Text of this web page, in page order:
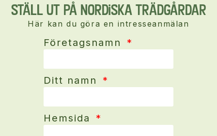
Ställ ut på Nordiska Trädgårdar
Här kan du göra en intresseanmälan
Företagsnamn
Ditt namn
Hemsida